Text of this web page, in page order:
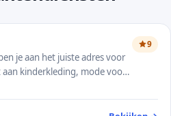
je aan het juiste adres voor
kinderkleding, mode voor
9